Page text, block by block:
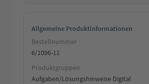
Allgemeine Produktinformationen
Bestellnummer
6/1096-11
Produktgruppen
Aufgaben/Lösungshinweise Digital